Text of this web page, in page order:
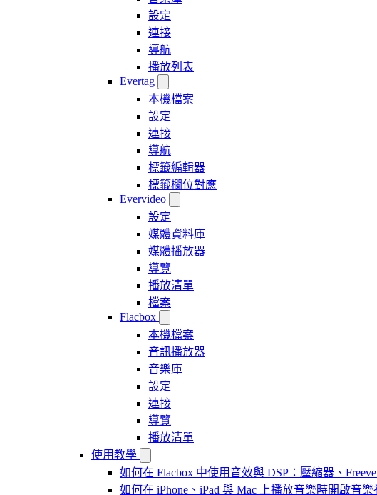
設定
連接
導航
播放列表
Evertag
本機檔案
設定
連接
導航
標籤編輯器
標籤欄位對應
Evervideo
設定
媒體資料庫
媒體播放器
導覽
播放清單
檔案
Flacbox
本機檔案
音訊播放器
音樂庫
設定
連接
導覽
播放清單
使用教學
如何在 Flacbox 中使用音效與 DSP：壓縮器、
如何在 iPhone、iPad 與 Mac 上播放音樂時開啟音